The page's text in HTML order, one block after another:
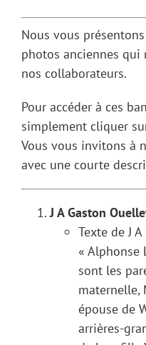
Nous vous
photos anciennes qui
nos collaborateurs.
Pour accéder à ces
simplement cliquer
Vous vous invitons à
avec une courte
J A Gaston
Texte de J
« Alphonse
sont les
maternelle,
épouse de
arrières-